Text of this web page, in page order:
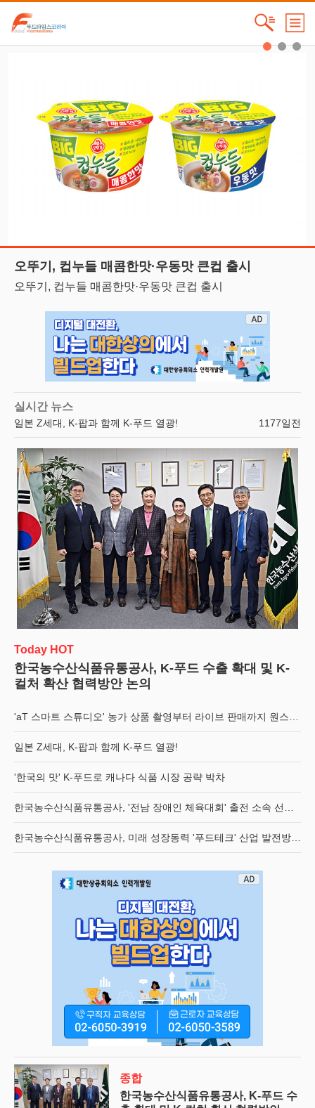
오뚜기, 컵누들 매콤한맛·우동맛 큰컵 출시
오뚜기, 컵누들 매콤한맛·우동맛 큰컵 출시
실시간 뉴스
'한국의 맛' K-푸드로 캐나다 식품 시장 공략 박차
1178일전
한국농수산식품유통공사, '전남 장애인 체육대회' 출전 소속 선수단 멋진 화이팅 기원1178일전
한국농수산식품유통공사, 미래 성장동력 '푸드테크' 산업 발전방안 모색
1181일전
한국농수산식품유통공사, 키르기스스탄 연수단에 농산물 유통 노하우 전수1182일전
한국농수산식품유통공사, (사)한국방송예술인단체연합회와 방송문화예술 및 농수산식품 산업 발전1182일전
한국농수산식품유통공사, 대한민국 전통장류 육성 및 수출 확대 모색
1183일전
한국거래소, 강원 홍천군 후동마을 1사1촌 농촌일손돕기 실시
1183일전
한국농수산식품유통공사, K-푸드 수출 확대 및 K-컬처 확산 협력방안 논의1155일전
'aT 스마트 스튜디오' 농가 상품 촬영부터 라이브 판매까지 원스톱 지원
1155일전
일본 Z세대, K-팝과 함께 K-푸드 열광!
1177일전
Today HOT
한국농수산식품유통공사, K-푸드 수출 확대 및 K-
컬처 확산 협력방안 논의
'aT 스마트 스튜디오' 농가 상품 촬영부터 라이브 판매까지 원스톱 지원
일본 Z세대, K-팝과 함께 K-푸드 열광!
'한국의 맛' K-푸드로 캐나다 식품 시장 공략 박차
한국농수산식품유통공사, '전남 장애인 체육대회' 출전 소속 선수단 멋진 화이팅 기원
한국농수산식품유통공사, 미래 성장동력 '푸드테크' 산업 발전방안 모색
종합
한국농수산식품유통공사, K-푸드 수